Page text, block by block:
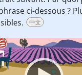
ci-dessous ?
中文